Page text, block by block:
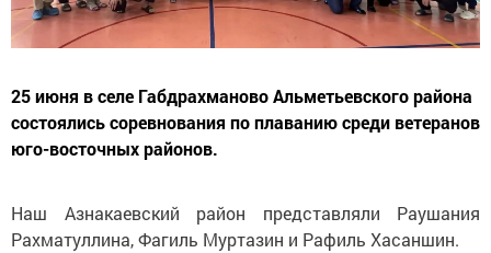
25 июня в селе Габдрахманово Альметьевского района
состоялись соревнования по плаванию среди ветеранов
юго-восточных районов.
Наш Азнакаевский район представляли Раушания
Рахматуллина, Фагиль Муртазин и Рафиль Хасаншин.